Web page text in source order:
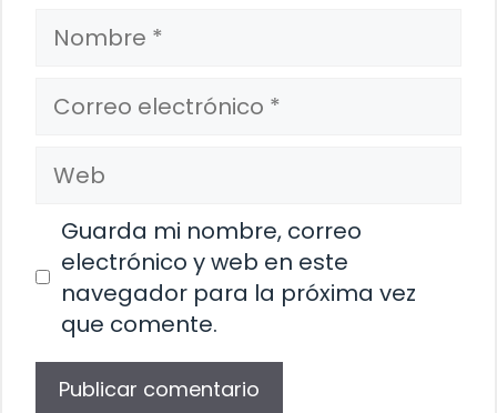
Nombre
Correo
electrónico
Web
Guarda mi nombre, correo
electrónico y web en este
navegador para la próxima vez
que comente.